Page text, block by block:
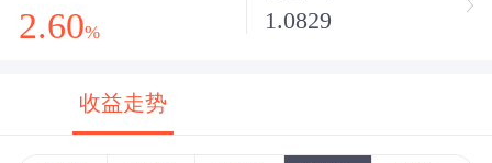
2.60% 1.0829
收益走势